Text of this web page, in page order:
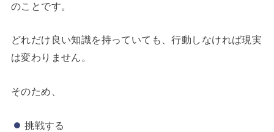
のことです。
どれだけ良い知識を持っていても、行動しなければ現実
は変わりません。
そのため、
挑戦する